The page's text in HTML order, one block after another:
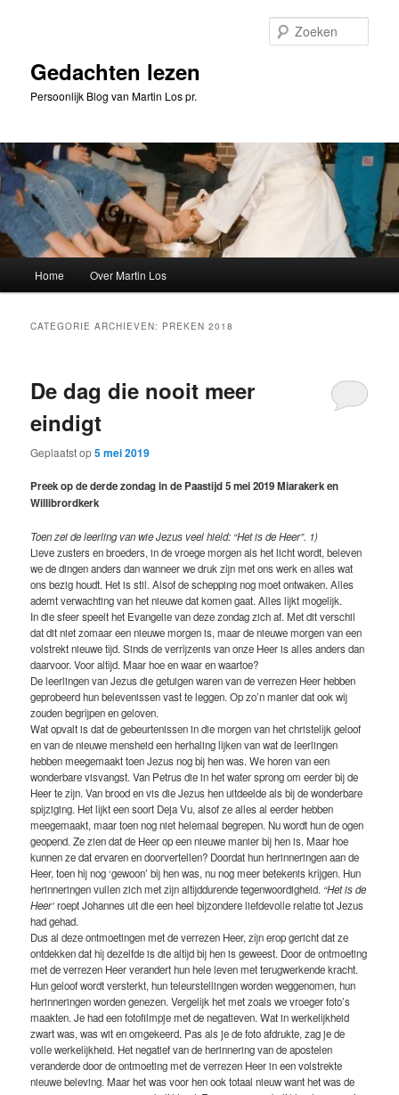
Gedachten lezen
Persoonlijk Blog van Martin Los pr.
Home Over Martin Los
CATEGORIE ARCHIEVEN: PREKEN 2018
De dag die nooit meer
eindigt
Geplaatst op5 mei 2019
Preek op de derde zondag in de Paastijd 5 mei 2019 Miarakerk en
Willibrordkerk
Toen zei de leerling van wie Jezus veel hield: “Het is de Heer”. 1)
Lieve zusters en broeders, in de vroege morgen als het licht wordt, beleven
we de dingen anders dan wanneer we druk zijn met ons werk en alles wat
ons bezig houdt. Het is stil. Alsof de schepping nog moet ontwaken. Alles
ademt verwachting van het nieuwe dat komen gaat. Alles lijkt mogelijk.
In die sfeer speelt het Evangelie van deze zondag zich af. Met dit verschil
dat dit niet zomaar een nieuwe morgen is, maar de nieuwe morgen van een
volstrekt nieuwe tijd. Sinds de verrijzenis van onze Heer is alles anders dan
daarvoor. Voor altijd. Maar hoe en waar en waartoe?
De leerlingen van Jezus die getuigen waren van de verrezen Heer hebben
geprobeerd hun belevenissen vast te leggen. Op zo’n manier dat ook wij
zouden begrijpen en geloven.
Wat opvalt is dat de gebeurtenissen in die morgen van het christelijk geloof
en van de nieuwe mensheid een herhaling lijken van wat de leerlingen
hebben meegemaakt toen Jezus nog bij hen was. We horen van een
wonderbare visvangst. Van Petrus die in het water sprong om eerder bij de
Heer te zijn. Van brood en vis die Jezus hen uitdeelde als bij de wonderbare
spijziging. Het lijkt een soort Deja Vu, alsof ze alles al eerder hebben
meegemaakt, maar toen nog niet helemaal begrepen. Nu wordt hun de ogen
geopend. Ze zien dat de Heer op een nieuwe manier bij hen is. Maar hoe
kunnen ze dat ervaren en doorvertellen? Doordat hun herinneringen aan de
Heer, toen hij nog ‘gewoon’ bij hen was, nu nog meer betekenis krijgen. Hun
herinneringen vullen zich met zijn altijddurende tegenwoordigheid. “Het is de
Heer’roept Johannes uit die een heel bijzondere liefdevolle relatie tot Jezus
had gehad.
Dus al deze ontmoetingen met de verrezen Heer, zijn erop gericht dat ze
ontdekken dat hij dezelfde is die altijd bij hen is geweest. Door de ontmoeting
met de verrezen Heer verandert hun hele leven met terugwerkende kracht.
Hun geloof wordt versterkt, hun teleurstellingen worden weggenomen, hun
herinneringen worden genezen. Vergelijk het met zoals we vroeger foto’s
maakten. Je had een fotofilmpje met de negatieven. Wat in werkelijkheid
zwart was, was wit en omgekeerd. Pas als je de foto afdrukte, zag je de
volle werkelijkheid. Het negatief van de herinnering van de apostelen
veranderde door de ontmoeting met de verrezen Heer in een volstrekte
nieuwe beleving. Maar het was voor hen ook totaal nieuw want het was de